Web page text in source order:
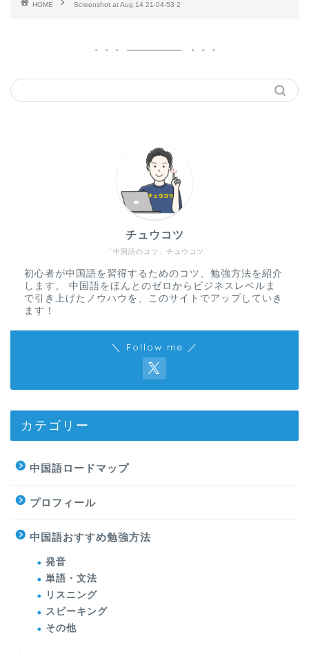
HOME Screenshot at Aug 14 21-04-53 2
「中国語のコツ」チュウコツ
チュウコツ
初心者が中国語を習得するためのコツ、勉強方法を紹介
します。 中国語をほんとのゼロからビジネスレベルま
で引き上げたノウハウを、このサイトでアップしていき
ます！
＼ Follow me ／
カテゴリー
中国語ロードマップ
プロフィール
中国語おすすめ勉強方法
発音
単語・文法
リスニング
スピーキング
その他